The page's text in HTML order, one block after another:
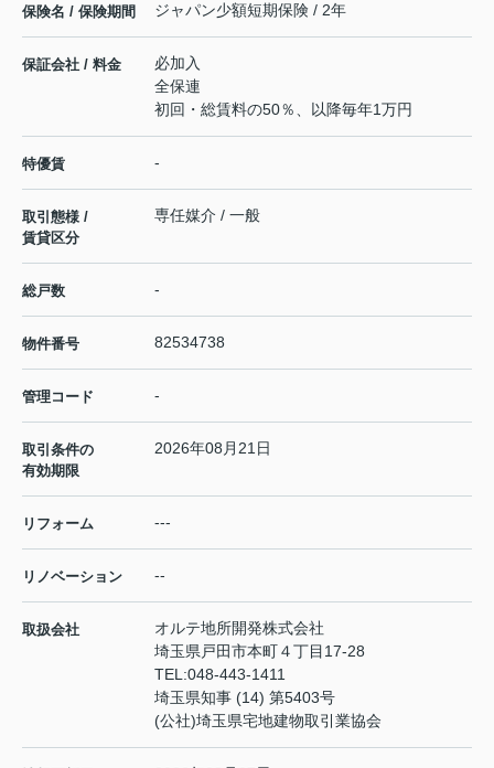
保険名 / 保険期間 ジャパン少額短期保険 / 2年
保証会社 / 料金
必加入
全保連
初回・総賃料の50％、以降毎年1万円
特優賃 -
取引態様 /
賃貸区分
専任媒介 / 一般
総戸数 -
物件番号 82534738
管理コード -
取引条件の
有効期限
2026年08月21日
リフォーム ---
リノベーション --
取扱会社
オルテ地所開発株式会社
埼玉県戸田市本町４丁目17-28
TEL:048-443-1411
埼玉県知事 (14) 第5403号
(公社)埼玉県宅地建物取引業協会